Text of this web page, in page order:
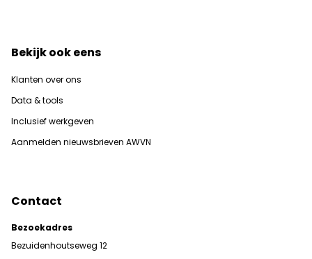
Bekijk ook eens
Klanten over ons
Data & tools
Inclusief werkgeven
Aanmelden nieuwsbrieven AWVN
Contact
Bezoekadres
Bezuidenhoutseweg 12